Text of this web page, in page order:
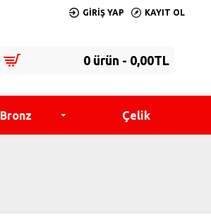
GIRIŞ YAP KAYIT OL
0 ürün - 0,00TL
Bronz Çelik